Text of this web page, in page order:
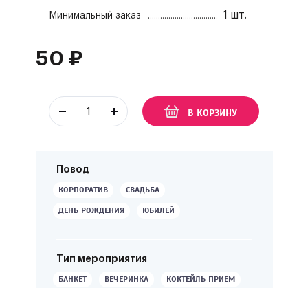
Повод
КОРПОРАТИВ СВАДЬБА
ДЕНЬ РОЖДЕНИЯ ЮБИЛЕЙ
Тип мероприятия
БАНКЕТ ВЕЧЕРИНКА КОКТЕЙЛЬ ПРИЕМ
Минимальный заказ 1 шт.
50 ₽
В КОРЗИНУ